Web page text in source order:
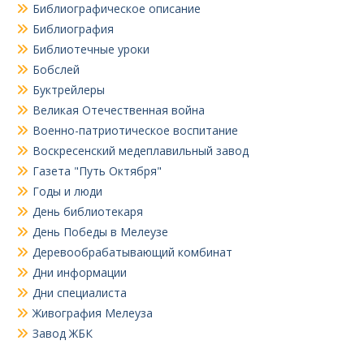
Библиографическое описание
Библиография
Библиотечные уроки
Бобслей
Буктрейлеры
Великая Отечественная война
Военно-патриотическое воспитание
Воскресенский медеплавильный завод
Газета "Путь Октября"
Годы и люди
День библиотекаря
День Победы в Мелеузе
Деревообрабатывающий комбинат
Дни информации
Дни специалиста
Живография Мелеуза
Завод ЖБК